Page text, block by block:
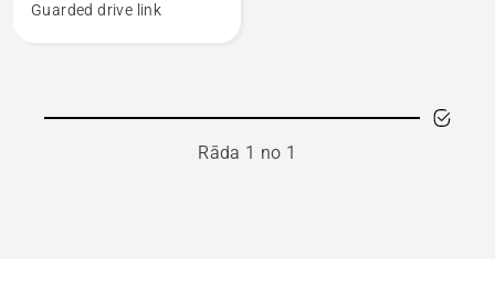
1/4"
Guarded drive link
Rāda 1 no 1